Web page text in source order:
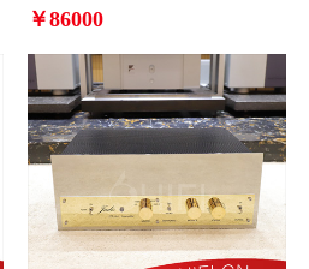
￥86000